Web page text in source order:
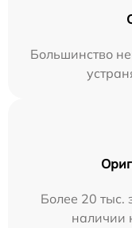
Большинство
Более 20 тыс.
наличии